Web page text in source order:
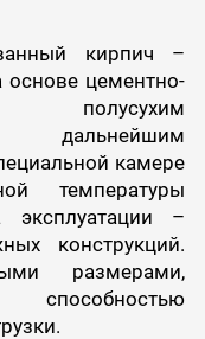
кирпич –
основе цементно-
полусухим
дальнейшим
камере
температуры
–
конструкций.
размерами,